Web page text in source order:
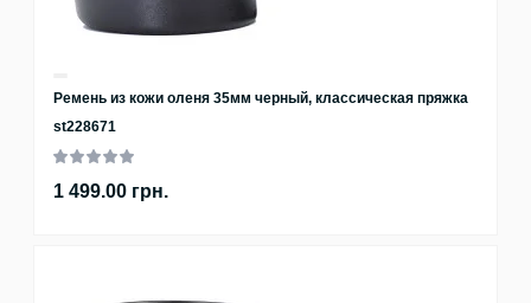
Ремень из кожи оленя 35мм черный, классическая пряжка
st228671
1 499.00 грн.